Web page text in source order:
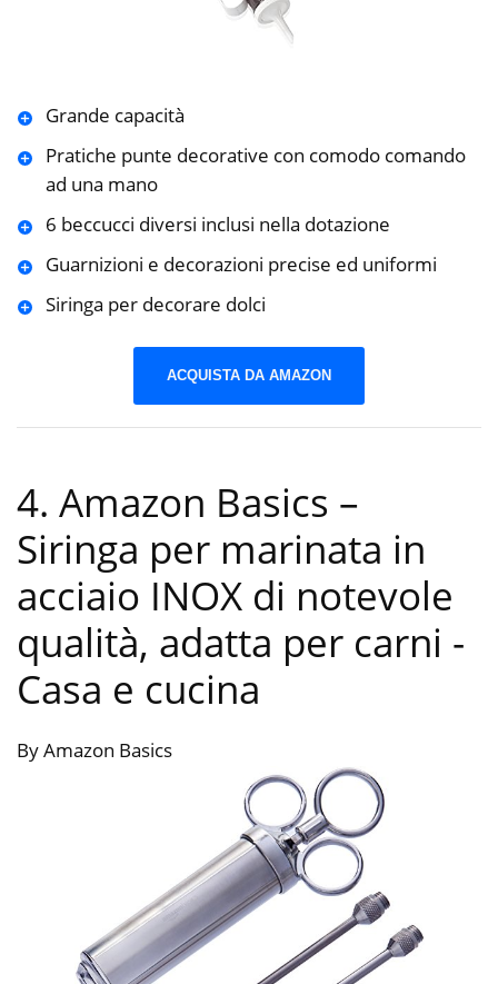
Grande capacità
Pratiche punte decorative con comodo comando
ad una mano
6 beccucci diversi inclusi nella dotazione
Guarnizioni e decorazioni precise ed uniformi
Siringa per decorare dolci
ACQUISTA DA AMAZON
4. Amazon Basics –
Siringa per marinata in
acciaio INOX di notevole
qualità, adatta per carni -
Casa e cucina
By Amazon Basics